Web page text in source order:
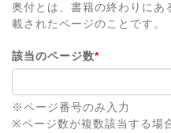
奥付とは、書籍の終わりにあ
載されたページのことです。
該当のページ数*
※ページ番号のみ入力
※ページ数が複数該当する場